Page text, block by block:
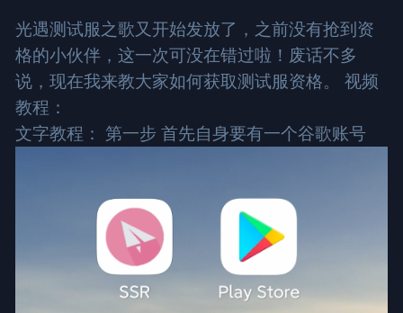
光遇测试服之歌又开始发放了，之前没有抢到资
格的小伙伴，这一次可没在错过啦！废话不多
说，现在我来教大家如何获取测试服资格。 视频
教程：
文字教程： 第一步 首先自身要有一个谷歌账号